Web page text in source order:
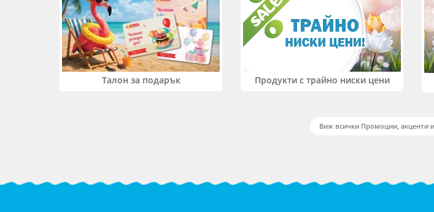
Талон за подарък Продукти с трайно ниски цени
Виж всички Промоции, акценти